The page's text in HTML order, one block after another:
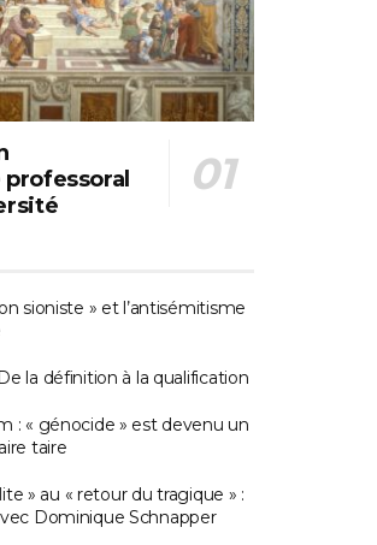
sioniste » et l’antisémitisme
la définition à la qualification
: « génocide » est devenu un
taire
» au « retour du tragique » :
Dominique Schnapper